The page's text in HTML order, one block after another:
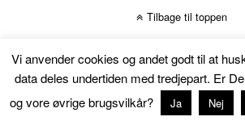
Vi anvender cookies og andet godt til at
data deles undertiden med tredjepart. Er
og vore øvrige brugsvilkår?
Ja Nej
Tilbage til toppen